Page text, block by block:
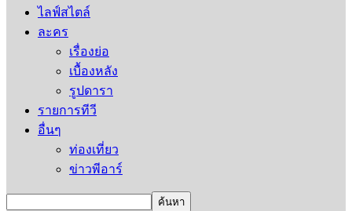
ไลฟ์สไตล์
ละคร
เรื่องย่อ
เบื้องหลัง
รูปดารา
รายการทีวี
อื่นๆ
ท่องเที่ยว
ข่าวพีอาร์